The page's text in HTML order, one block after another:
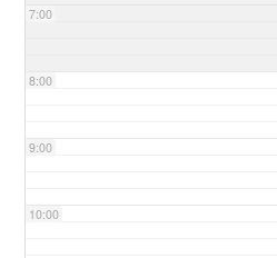
7:00
8:00
9:00
10:00